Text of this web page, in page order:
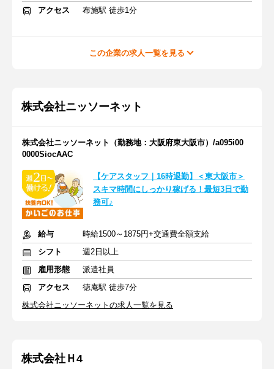
アクセス 布施駅 徒歩1分
この企業の求人一覧を見る
株式会社ニッソーネット
株式会社ニッソーネット（勤務地：大阪府東大阪市）/a095i00
0000SiocAAC
【ケアスタッフ｜16時退勤】＜東大阪市＞
スキマ時間にしっかり稼げる！最短3日で勤
務可♪
給与
時給1500～1875円+交通費全額支給
シフト
週2日以上
雇用形態
派遣社員
アクセス
徳庵駅 徒歩7分
株式会社ニッソーネットの求人一覧を見る
株式会社Ｈ4